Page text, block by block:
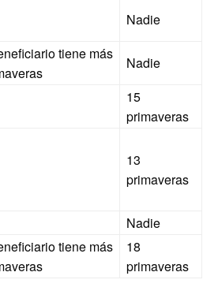
Nadie
tiene más
Nadie
15
primaveras
13
primaveras
Nadie
tiene más
18
primaveras